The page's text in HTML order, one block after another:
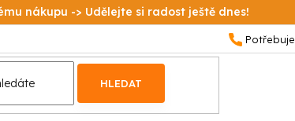
nákupu -> Udělejte si radost ještě dnes!
HLEDAT